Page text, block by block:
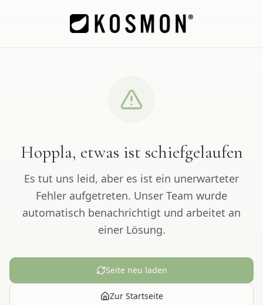
Hoppla, etwas ist schiefgelaufen
Es tut uns leid, aber es ist ein unerwarteter
Fehler aufgetreten. Unser Team wurde
automatisch benachrichtigt und arbeitet an
einer Lösung.
Seite neu laden
Zur Startseite